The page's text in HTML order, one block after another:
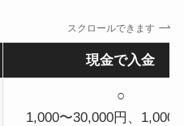
スクロールできます
現金で入金
○
1,000〜30,000円、1,000